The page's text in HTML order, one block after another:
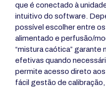
que é conectado à
intuitivo do software.
possível escolher entre
alimentado e perfusão/
“mistura caótica” garante
efetivas quando
permite acesso direto
fácil gestão de